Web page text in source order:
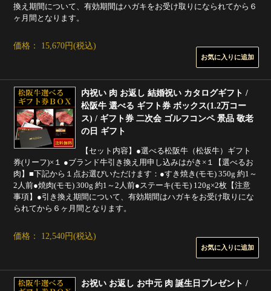
換え期間について、有効期間はハガキをお受け取りになられてから６
ヶ月間となります。
価格： 15,670円(税込)
内祝い 肉 お返し 結婚祝い カタログギフト /
松阪牛 選べる ギフト券 ボックス(1.2万コー
ス) / ギフト券 二次会 ゴルフコンペ 景品 敬老
の日 ギフト
【セット内容】●選べる松阪牛（松坂牛）ギフト
券(リーフ)×１ ●ブランド牛引き換え用申し込みはがき×１【選べるお
肉】■下記から１点お選びいただけます：●すき焼き(モモ) 350g 約1～
2人前●焼肉(モモ) 300g 約1～2人前●ステーキ(モモ) 120g×2枚【注意
事項】●引き換え期間について、有効期間はハガキをお受け取りにな
られてから６ヶ月間となります。
価格： 12,540円(税込)
お祝い お返し お中元 肉 誕生日プレゼント /